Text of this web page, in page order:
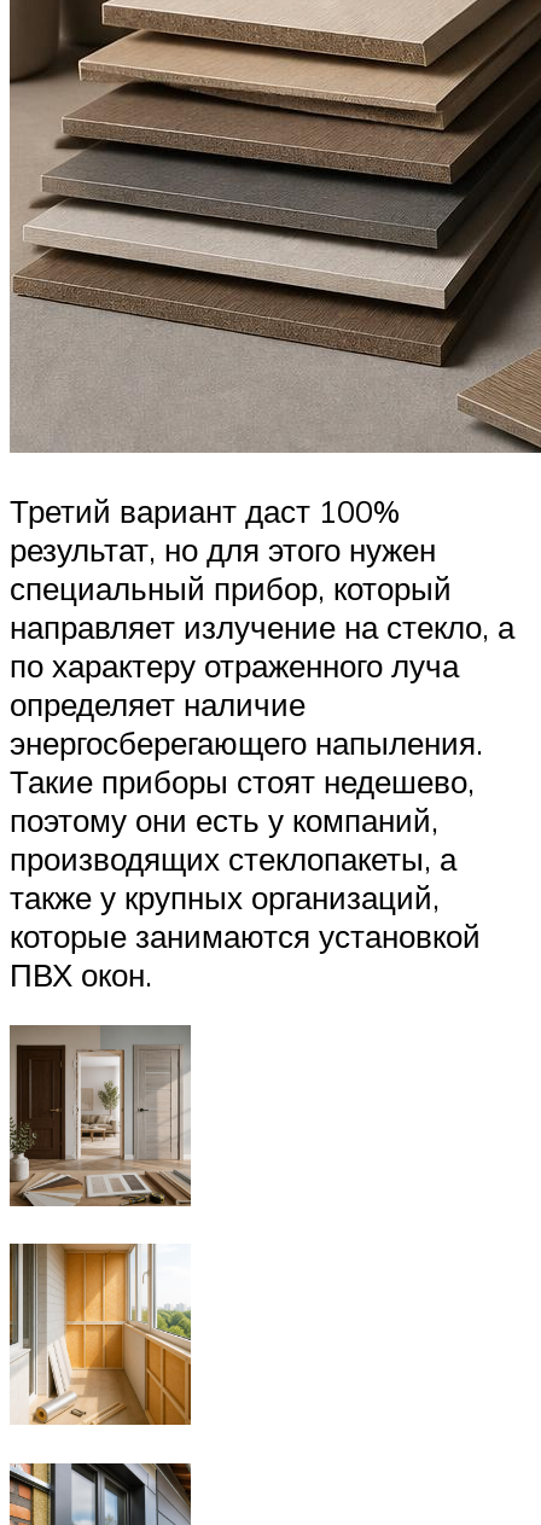
Третий вариант даст 100%
результат, но для этого нужен
специальный прибор, который
направляет излучение на стекло, а
по характеру отраженного луча
определяет наличие
энергосберегающего напыления.
Такие приборы стоят недешево,
поэтому они есть у компаний,
производящих стеклопакеты, а
также у крупных организаций,
которые занимаются установкой
ПВХ окон.